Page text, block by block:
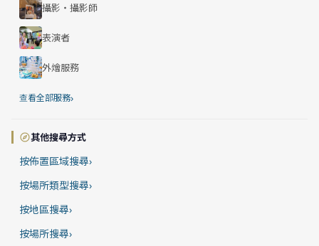
攝影・攝影師
表演者
外燴服務
查看全部服務›
其他搜尋方式
按佈置區域搜尋›
按場所類型搜尋›
按地區搜尋›
按場所搜尋›